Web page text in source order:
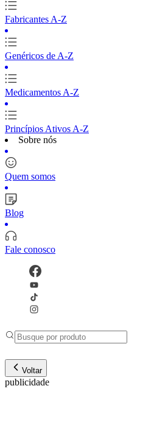
Fabricantes A-Z
Genéricos de A-Z
Medicamentos A-Z
Princípios Ativos A-Z
Sobre nós
Quem somos
Blog
Fale conosco
Voltar
publicidade